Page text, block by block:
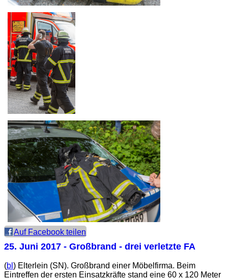
Auf Facebook teilen
25. Juni 2017 - Großbrand - drei verletzte FA
(bl ) Elterlein (SN). Großbrand einer Möbelfirma. Beim
Eintreffen der ersten Einsatzkräfte stand eine 60 x 120 Meter